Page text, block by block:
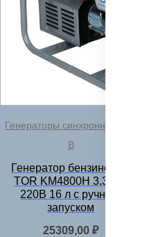
Генераторы синхронные 220
В
Генератор бензиновый
TOR KM4800H 3,3 кВт
220В 16 л с ручным
запуском
25309,00₽